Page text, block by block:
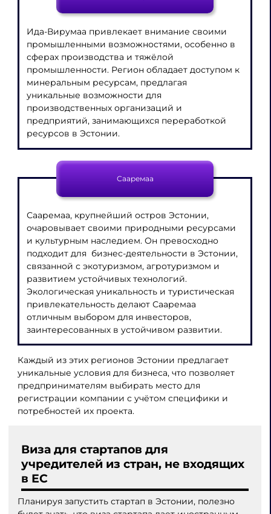
Ида-Вирумаа привлекает внимание своими
промышленными возможностями, особенно в
сферах производства и тяжёлой
промышленности. Регион обладает доступом к
минеральным ресурсам, предлагая
уникальные возможности для
производственных организаций и
предприятий, занимающихся переработкой
ресурсов в Эстонии.
Сааремаа
Сааремаа, крупнейший остров Эстонии,
очаровывает своими природными ресурсами
и культурным наследием. Он превосходно
подходит для бизнес-деятельности в Эстонии,
связанной с экотуризмом, агротуризмом и
развитием устойчивых технологий.
Экологическая уникальность и туристическая
привлекательность делают Сааремаа
отличным выбором для инвесторов,
заинтересованных в устойчивом развитии.
Каждый из этих регионов Эстонии предлагает
уникальные условия для бизнеса, что позволяет
предпринимателям выбирать место для
регистрации компании с учётом специфики и
потребностей их проекта.
Виза для стартапов для
учредителей из стран, не входящих
в ЕС
Планируя запустить стартап в Эстонии, полезно